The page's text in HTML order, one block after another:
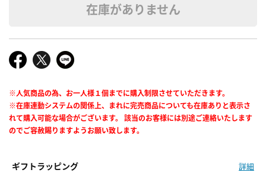
在庫がありません
※人気商品の為、お一人様１個までに購入制限させていただきます。
※在庫連動システムの関係上、まれに完売商品についても在庫ありと表示さ
れて購入可能な場合がございます。 該当のお客様には別途ご連絡いたします
のでご容赦賜りますようお願い致します。
ギフトラッピング 詳細